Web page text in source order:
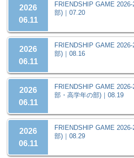
2026
06.11
FRIENDSHIP GAME
部)｜07.20
2026
06.11
FRIENDSHIP GAME
部)｜08.16
2026
06.11
FRIENDSHIP GAME
部・高学年の部)｜08.19
2026
06.11
FRIENDSHIP GAME
部)｜08.29